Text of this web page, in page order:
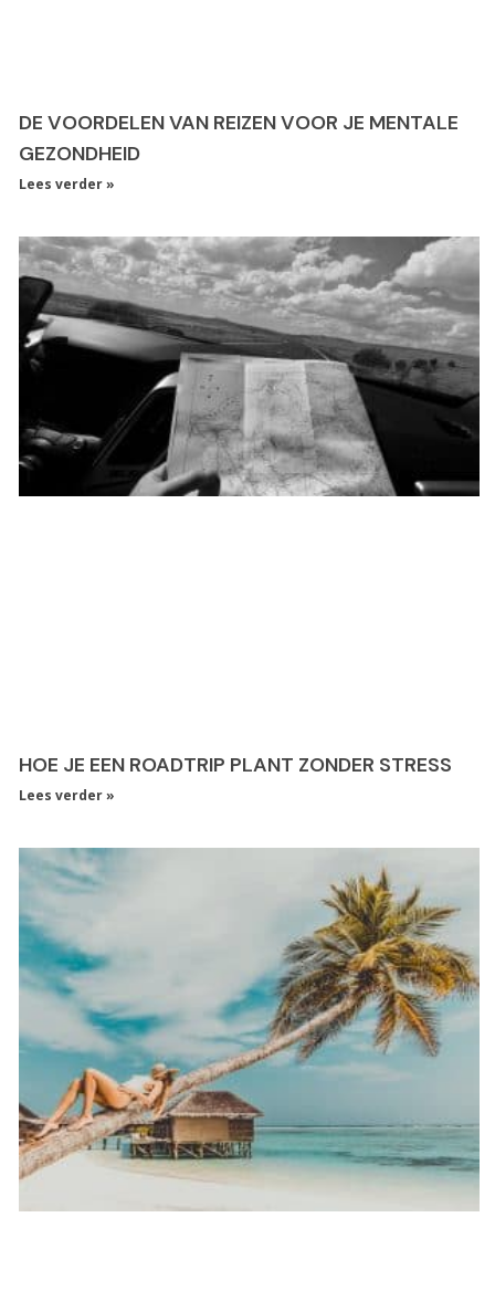
DE VOORDELEN VAN REIZEN VOOR JE MENTALE
GEZONDHEID
Lees verder »
HOE JE EEN ROADTRIP PLANT ZONDER STRESS
Lees verder »